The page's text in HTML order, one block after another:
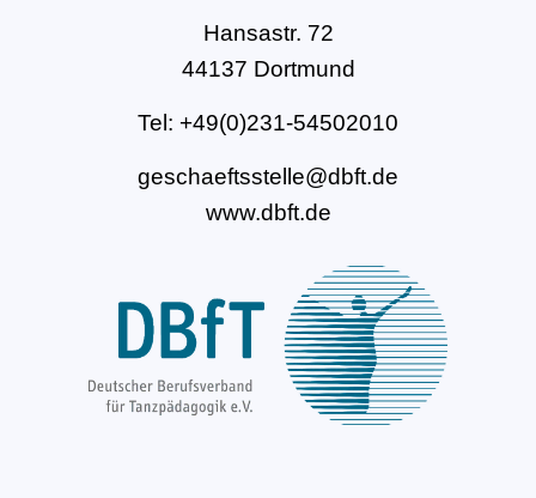
Hansastr. 72
44137 Dortmund
Tel: +49(0)231-54502010
geschaeftsstelle@dbft.de
www.dbft.de